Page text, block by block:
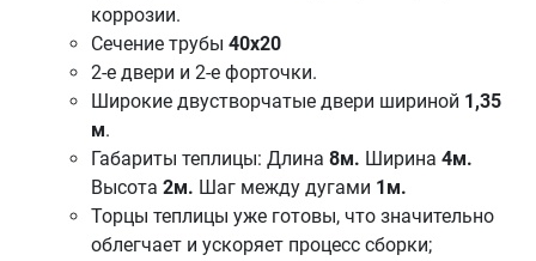
коррозии.
Сечение трубы 40х20
2-е двери и 2-е форточки.
Широкие двустворчатые двери шириной 1,35
м.
Габариты теплицы: Длина 8м. Ширина 4м.
Высота 2м. Шаг между дугами 1м.
Торцы теплицы уже готовы, что значительно
облегчает и ускоряет процесс сборки;